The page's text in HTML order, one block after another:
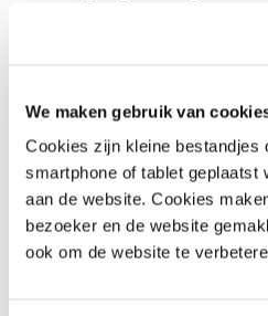
We maken gebruik van
Cookies zijn kleine bestandjes
smartphone of tablet geplaatst
aan de website. Cookies
bezoeker en de website
ook om de website te
Waarom zou je een
anderen wil bespreken om
interesse heeft om jouw idee
te financieren, of gewoon om er
kan je informatie met een gerust hart
Ook moet je er rekening mee